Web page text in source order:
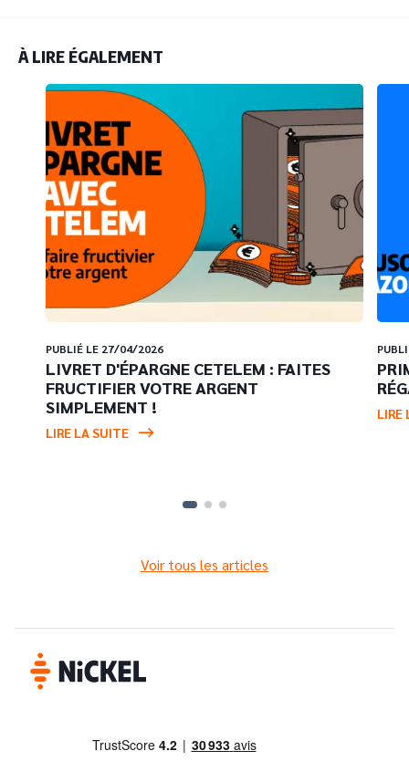
À LIRE ÉGALEMENT
PUBLIÉ LE 27/04/2026
LIVRET D'ÉPARGNE CETELEM : FAITES
FRUCTIFIER VOTRE ARGENT
SIMPLEMENT !
LIRE LA SUITE
LIRE
Voir tous les articles